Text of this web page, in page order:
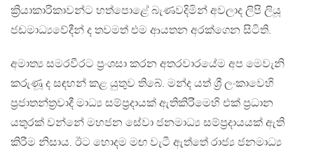
ක්‍රියාකාරිකාවන්ට හත්පොළේ බැණවදිමින් අවලාද ලිපි ලියූ
ජඩමාධ්‍යවේදීන් ද තවමත් එම ආයතන අරක්ගෙන සිටිති.
අමාත්‍ය සමරවීරට ප්‍රංශසා කරන අතරවාරයේම අප මෙවැනි
කරුණූ ද සඳහන් කළ යුතුව තිබේ. මන්ද යත් ශ්‍රී ලංකාවෙහි
ප්‍රජාතන්ත්‍රවාදී මාධ්‍ය සම්ප්‍රදායක් ඇතිකිර‍ිමෙහි එක් ප්‍රධාන
යතුරක් වන්නේ මහජන සේවා ජනමාධ්‍ය සම්ප්‍රදායයක් ඇති
කිරීම නිසාය. ඊට හොදම මඟ වැටී ඇත්තේ රාජ්‍ය ජනමාධ්‍ය